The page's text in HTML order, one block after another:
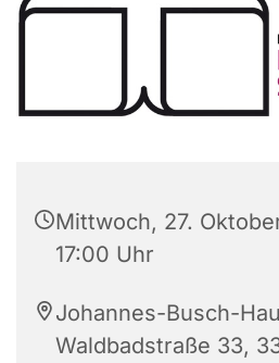
Mittwoch, 27.
17:00 Uhr
Johannes-Busch-
Waldbadstraße 33,